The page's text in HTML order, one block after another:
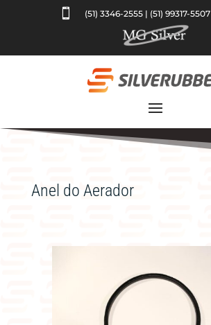
 (51) 3346-2555 | (51) 99317-5507
Anel do Aerador